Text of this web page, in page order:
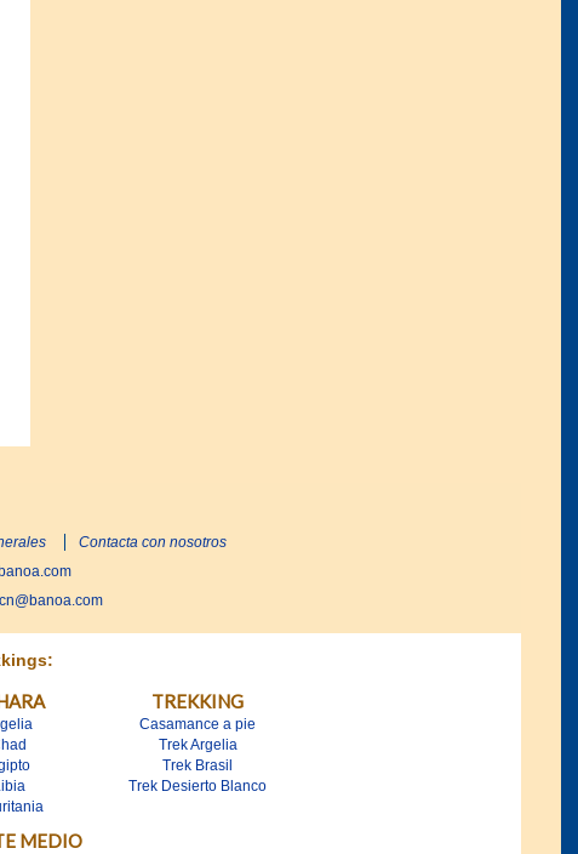
Contacta con nosotros
MEDIO
TREKKING
Casamance a pie
Trek Argelia
Trek Brasil
Trek Desierto Blanco